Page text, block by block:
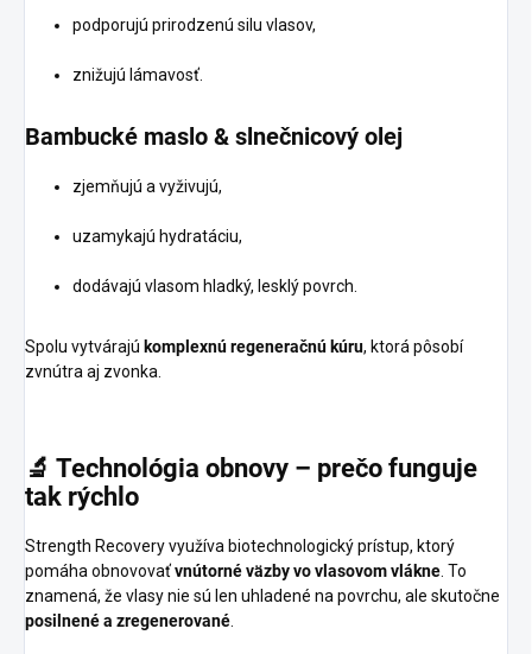
podporujú prirodzenú silu vlasov,
znižujú lámavosť.
Bambucké maslo & slnečnicový olej
zjemňujú a vyživujú,
uzamykajú hydratáciu,
dodávajú vlasom hladký, lesklý povrch.
Spolu vytvárajú komplexnú regeneračnú kúru, ktorá pôsobí
zvnútra aj zvonka.
🔬 Technológia obnovy – prečo funguje
tak rýchlo
Strength Recovery využíva biotechnologický prístup, ktorý
pomáha obnovovaťvnútorné väzby vo vlasovom vlákne . To
znamená, že vlasy nie sú len uhladené na povrchu, ale skutočne
posilnené a zregenerované